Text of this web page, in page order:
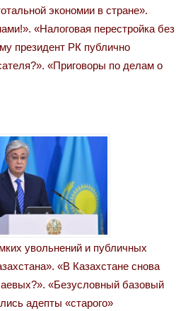
экономии в стране».
«Налоговая перестройка без
президент РК публично
«Приговоры по делам о
увольнений и публичных
«В Казахстане снова
«Безусловный базовый
адепты «старого»